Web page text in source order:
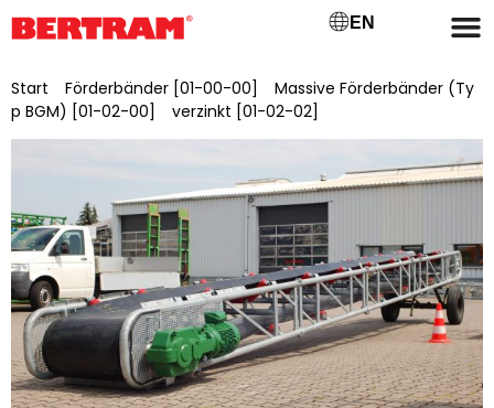
EN
Start Förderbänder [01-00-00]
Massive Förderbänder (Ty
p BGM) [01-02-00]
verzinkt [01-02-02]